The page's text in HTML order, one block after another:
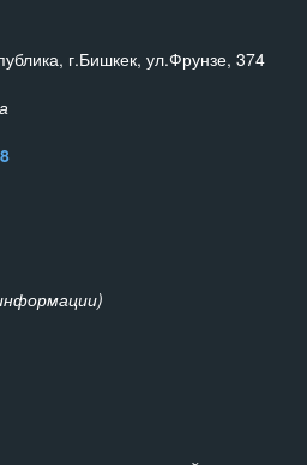
г.Бишкек, ул.Фрунзе, 374